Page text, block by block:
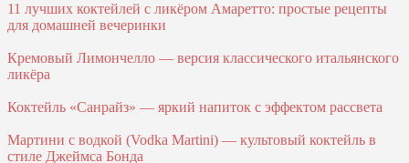
11 лучших коктейлей с ликёром Амаретто: простые рецепты
для домашней вечеринки
Кремовый Лимончелло — версия классического итальянского
ликёра
Коктейль «Санрайз» — яркий напиток с эффектом рассвета
Мартини с водкой (Vodka Martini) — культовый коктейль в
стиле Джеймса Бонда